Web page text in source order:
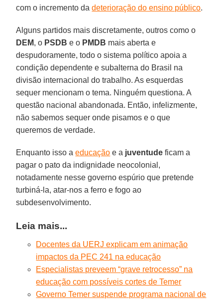
com o incremento dadeterioração do ensino público.
Alguns partidos mais discretamente, outros como o
DEM, o PSDB e o PMDB mais aberta e
despudoramente, todo o sistema político apoia a
condição dependente e subalterna do Brasil na
divisão internacional do trabalho. As esquerdas
sequer mencionam o tema. Ninguém questiona. A
questão nacional abandonada. Então, infelizmente,
não sabemos sequer onde pisamos e o que
queremos de verdade.
Enquanto isso aeducação e a juventude ficam a
pagar o pato da indignidade neocolonial,
notadamente nesse governo espúrio que pretende
turbiná-la, atar-nos a ferro e fogo ao
subdesenvolvimento.
Leia mais...
Docentes da UERJ explicam em animação
impactos da PEC 241 na educação
Especialistas preveem “grave retrocesso” na
educação com possíveis cortes de Temer
Governo Temer suspende programa nacional de